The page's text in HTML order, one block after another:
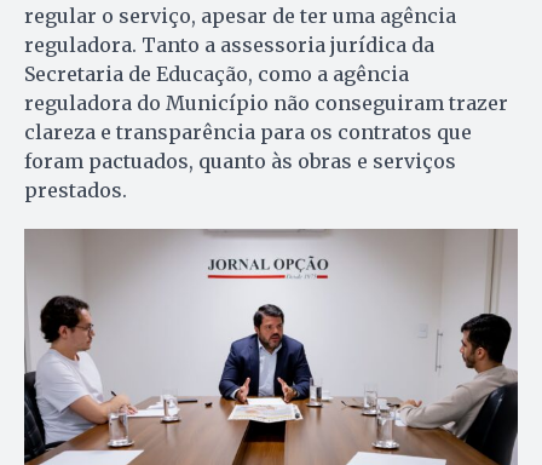
regular o serviço, apesar de ter uma agência
reguladora. Tanto a assessoria jurídica da
Secretaria de Educação, como a agência
reguladora do Município não conseguiram trazer
clareza e transparência para os contratos que
foram pactuados, quanto às obras e serviços
prestados.